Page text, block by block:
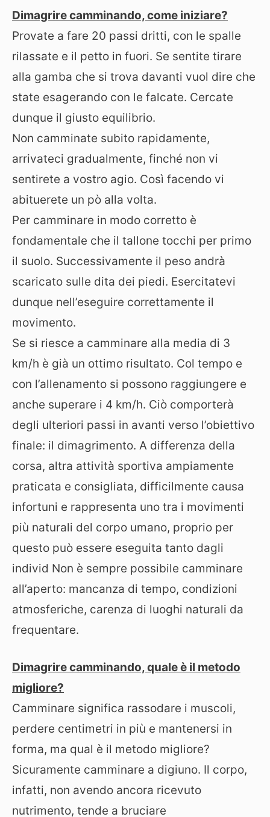
Dimagrire camminando, come iniziare?
Provate a fare 20 passi dritti, con le spalle
rilassate e il petto in fuori. Se sentite tirare
alla gamba che si trova davanti vuol dire che
state esagerando con le falcate. Cercate
dunque il giusto equilibrio.
Non camminate subito rapidamente,
arrivateci gradualmente, finché non vi
sentirete a vostro agio. Così facendo vi
abituerete un pò alla volta.
Per camminare in modo corretto è
fondamentale che il tallone tocchi per primo
il suolo. Successivamente il peso andrà
scaricato sulle dita dei piedi. Esercitatevi
dunque nell’eseguire correttamente il
movimento.
Se si riesce a camminare alla media di 3
km/h è già un ottimo risultato. Col tempo e
con l’allenamento si possono raggiungere e
anche superare i 4 km/h. Ciò comporterà
degli ulteriori passi in avanti verso l’obiettivo
finale: il dimagrimento. A differenza della
corsa, altra attività sportiva ampiamente
praticata e consigliata, difficilmente causa
infortuni e rappresenta uno tra i movimenti
più naturali del corpo umano, proprio per
questo può essere eseguita tanto dagli
individ Non è sempre possibile camminare
all’aperto: mancanza di tempo, condizioni
atmosferiche, carenza di luoghi naturali da
frequentare.
Dimagrire camminando, quale è il metodo
migliore?
Camminare significa rassodare i muscoli,
perdere centimetri in più e mantenersi in
forma, ma qual è il metodo migliore?
Sicuramente camminare a digiuno. Il corpo,
infatti, non avendo ancora ricevuto
nutrimento, tende a bruciare